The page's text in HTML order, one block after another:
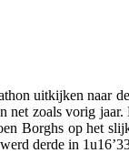
uitkijken naar
zoals vorig jaar.
Borghs op het
derde in